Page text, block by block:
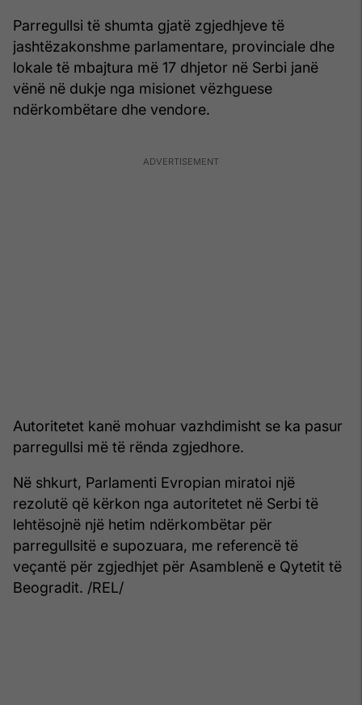
Parregullsi të shumta gjatë zgjedhjeve të
jashtëzakonshme parlamentare, provinciale dhe
lokale të mbajtura më 17 dhjetor në Serbi janë
vënë në dukje nga misionet vëzhguese
ndërkombëtare dhe vendore.
Autoritetet kanë mohuar vazhdimisht se ka pasur
parregullsi më të rënda zgjedhore.
Në shkurt, Parlamenti Evropian miratoi një
rezolutë që kërkon nga autoritetet në Serbi të
lehtësojnë një hetim ndërkombëtar për
parregullsitë e supozuara, me referencë të
veçantë për zgjedhjet për Asamblenë e Qytetit të
Beogradit. /REL/